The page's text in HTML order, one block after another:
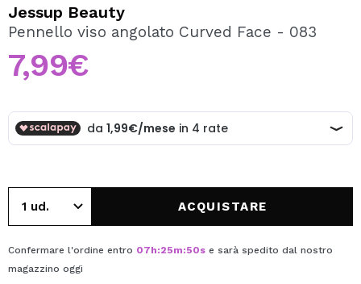
Creando un account su Maquibeauty.it potrai fare i tuoi
acquisti velocemente, controllare lo stato dei tuoi ordini e
consultare le tue operazioni precedenti.
CREARE UN ACCOUNT
Jessup Beauty
Pennello viso angolato Curved Face - 083
7,99€
ACQUISTARE
Confermare l'ordine entro 07h:25m:50s e sarà spedito dal nostro
magazzino oggi